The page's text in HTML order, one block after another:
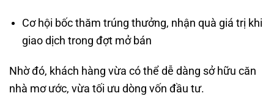
Cơ hội bốc thăm trúng thưởng, nhận quà giá trị khi
giao dịch trong đợt mở bán
Nhờ đó, khách hàng vừa có thể dễ dàng sở hữu căn
nhà mơ ước, vừa tối ưu dòng vốn đầu tư.